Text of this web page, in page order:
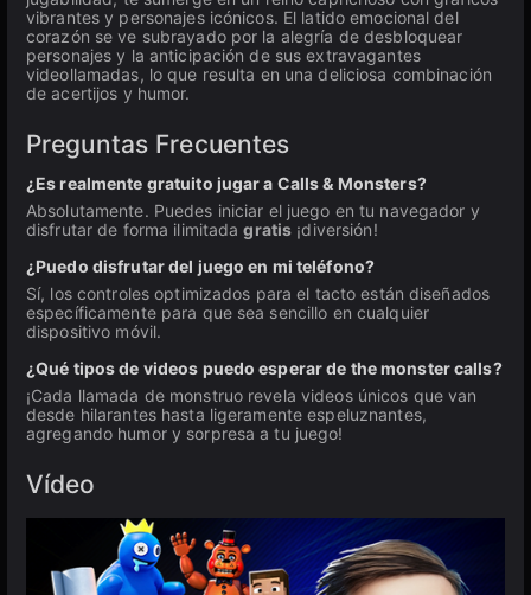
vibrantes y personajes icónicos. El latido emocional del
corazón se ve subrayado por la alegría de desbloquear
personajes y la anticipación de sus extravagantes
videollamadas, lo que resulta en una deliciosa combinación
de acertijos y humor.
Preguntas Frecuentes
¿Es realmente gratuito jugar a Calls & Monsters?
Absolutamente. Puedes iniciar el juego en tu navegador y
disfrutar de forma ilimitadagratis ¡diversión!
¿Puedo disfrutar del juego en mi teléfono?
Sí, los controles optimizados para el tacto están diseñados
específicamente para que sea sencillo en cualquier
dispositivo móvil.
¿Qué tipos de videos puedo esperar de the monster calls?
¡Cada llamada de monstruo revela videos únicos que van
desde hilarantes hasta ligeramente espeluznantes,
agregando humor y sorpresa a tu juego!
Vídeo